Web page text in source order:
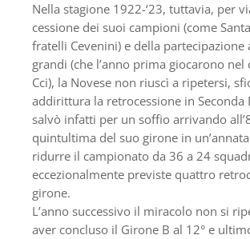
Nella stagione 1922-‘23, tuttavia, per
cessione dei suoi campioni (come
fratelli Cevenini) e della partecipazione
grandi (che l’anno prima giocarono
Cci), la Novese non riuscì a ripetersi,
addirittura la retrocessione in Seconda
salvò infatti per un soffio arrivando
quintultima del suo girone in
ridurre il campionato da 36 a 24
eccezionalmente previste quattro
girone.
L’anno successivo il miracolo non si
aver concluso il Girone B al 12° e